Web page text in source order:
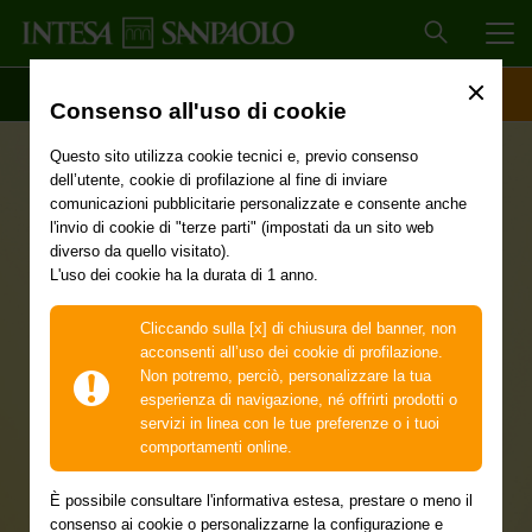
Consenso all'uso di cookie
Questo sito utilizza cookie tecnici e, previo consenso
dell’utente, cookie di profilazione al fine di inviare
comunicazioni pubblicitarie personalizzate e consente anche
l'invio di cookie di "terze parti" (impostati da un sito web
diverso da quello visitato).
L'uso dei cookie ha la durata di 1 anno.
Cliccando sulla [x] di chiusura del banner, non
acconsenti all’uso dei cookie di profilazione.
Non potremo, perciò, personalizzare la tua
esperienza di navigazione, né offrirti prodotti o
servizi in linea con le tue preferenze o i tuoi
comportamenti online.
È possibile consultare l'informativa estesa, prestare o meno il
consenso ai cookie o personalizzarne la configurazione e
Garmin Smartwatch
Instinct® 3 - 45 mm
Solar a rate da 18
euro al mese per 20